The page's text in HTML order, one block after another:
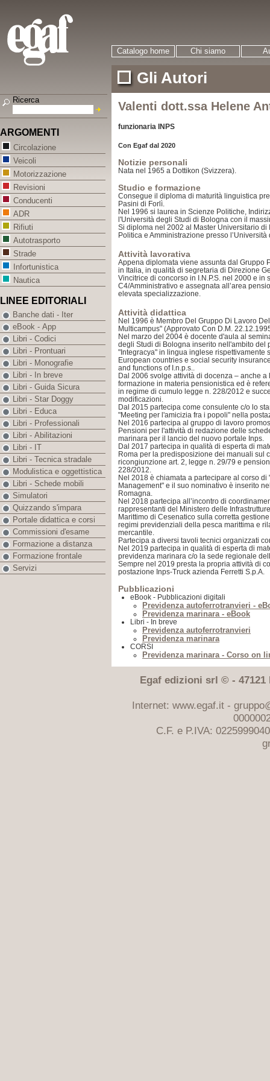
Catalogo home Chi siamo
Gli Autori
Valenti dott.ssa Helene
funzionaria INPS
Con Egaf dal 2020
Notizie personali
Nata nel 1965 a Dottikon (Svizzera).
Studio e formazione
Consegue il diploma di maturità linguistica
Pasini di Forlì.
Nel 1996 si laurea in Scienze Politiche,
l'Università degli Studi di Bologna con il
Si diploma nel 2002 al Master Universitario di
Politica e Amministrazione presso
Attività lavorativa
Appena diplomata viene assunta dal Gruppo
in Italia, in qualità di segretaria di Direzione
Vincitrice di concorso in I.N.P.S. nel 2000 e
C4/Amministrativo e assegnata all’area
elevata specializzazione.
Attività didattica
Nel 1996 è Membro Del Gruppo Di Lavoro
Multicampus" (Approvato Con D.M.
Nel marzo del 2004 è docente d'aula al
degli Studi di Bologna inserito nell'ambito del
"Integracya" in lingua inglese rispettivamente
European countries e social security
and functions of I.n.p.s..
Dal 2006 svolge attività di docenza – anche
formazione in materia pensionistica ed è
in regime di cumulo legge n. 228/2012 e
modificazioni.
Dal 2015 partecipa come consulente c/o lo
"Meeting per l'amicizia fra i popoli" nella
Nel 2016 partecipa al gruppo di lavoro
Pensioni per l'attività di redazione delle
marinara per il lancio del nuovo portale Inps.
Dal 2017 partecipa in qualità di esperta di
Roma per la predisposizione dei manuali sul
ricongiunzione art. 2, legge n. 29/79 e
228/2012.
Nel 2018 è chiamata a partecipare al corso di
Management" e il suo nominativo è inserito
Romagna.
Nel 2018 partecipa all’incontro di
rappresentanti del Ministero delle
Marittimo di Cesenatico sulla corretta
regimi previdenziali della pesca marittima e
mercantile.
Partecipa a diversi tavoli tecnici organizzati
Nel 2019 partecipa in qualità di esperta di
previdenza marinara c/o la sede regionale
Sempre nel 2019 presta la propria attività di
postazione Inps-Truck azienda Ferretti S.p.A.
Pubblicazioni
eBook - Pubblicazioni digitali
Previdenza autoferrotranvieri -
Previdenza marinara - eBook
Libri - In breve
Previdenza autoferrotranvieri
Previdenza marinara
CORSI
Previdenza marinara - Corso on
Egaf edizioni srl © - 47121
Internet: www.egaf.it -
C.F. e P.IVA:
Ricerca
ARGOMENTI
Circolazione
Veicoli
Motorizzazione
Revisioni
Conducenti
ADR
Rifiuti
Autotrasporto
Strade
Infortunistica
Nautica
LINEE EDITORIALI
Banche dati - Iter
eBook - App
Libri - Codici
Libri - Prontuari
Libri - Monografie
Libri - In breve
Libri - Guida Sicura
Libri - Star Doggy
Libri - Educa
Libri - Professionali
Libri - Abilitazioni
Libri - IT
Libri - Tecnica stradale
Modulistica e oggettistica
Libri - Schede mobili
Simulatori
Quizzando s'impara
Portale didattica e corsi
Commissioni d'esame
Formazione a distanza
Formazione frontale
Servizi